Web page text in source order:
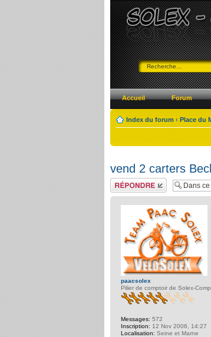
Accueil Forum
Index du forum ‹ Place du
vend 2 carters
Répondre
paacsolex
Pilier de comptoir de Solex-
Messages: 572
Inscription: 12 Nov 2006, 14:27
Localisation: Seine et Marne